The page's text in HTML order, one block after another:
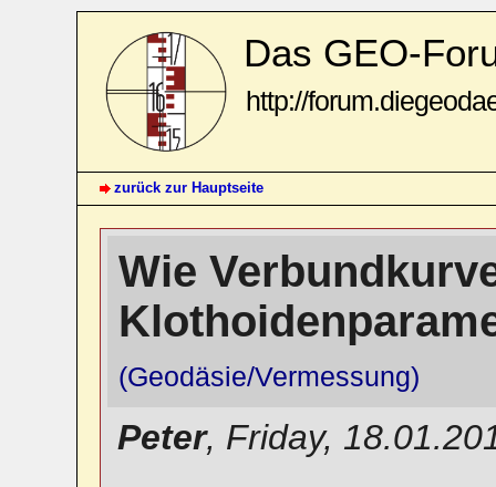
Das GEO-
http://
zurück zur Hauptseite
Wie
(Geodäsie/Vermessung)
Peter, Friday,